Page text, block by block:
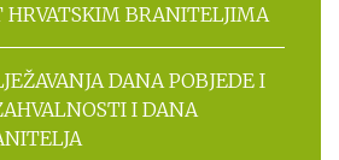
HRVATSKIM BRANITELJIMA
DANA POBJEDE I
I DANA